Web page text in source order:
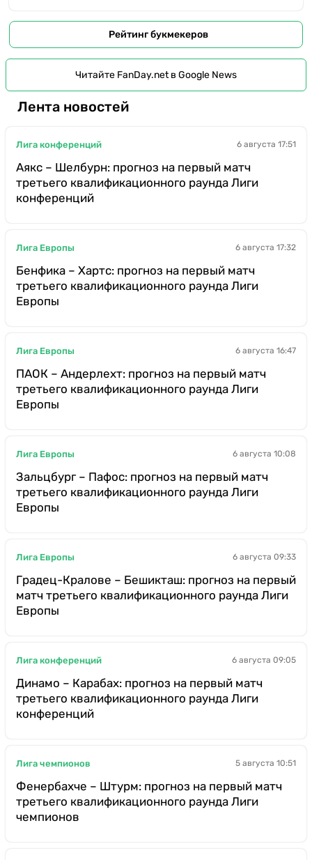
Рейтинг букмекеров
Читайте FanDay.net в Google News
Лента новостей
Лига конференций 6 августа 17:51
Аякс – Шелбурн: прогноз на первый матч
третьего квалификационного раунда Лиги
конференций
Лига Европы 6 августа 17:32
Бенфика – Хартс: прогноз на первый матч
третьего квалификационного раунда Лиги
Европы
Лига Европы 6 августа 16:47
ПАОК – Андерлехт: прогноз на первый матч
третьего квалификационного раунда Лиги
Европы
Лига Европы 6 августа 10:08
Зальцбург – Пафос: прогноз на первый матч
третьего квалификационного раунда Лиги
Европы
Лига Европы 6 августа 09:33
Градец-Кралове – Бешикташ: прогноз на первый
матч третьего квалификационного раунда Лиги
Европы
Лига конференций 6 августа 09:05
Динамо – Карабах: прогноз на первый матч
третьего квалификационного раунда Лиги
конференций
Лига чемпионов 5 августа 10:51
Фенербахче – Штурм: прогноз на первый матч
третьего квалификационного раунда Лиги
чемпионов